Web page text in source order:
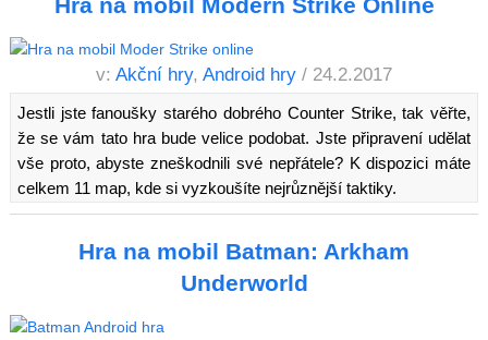
v: Akční hry, Android hry / 24.2.2017
Jestli jste fanoušky starého dobrého Counter Strike, tak věřte,
že se vám tato hra bude velice podobat. Jste připravení udělat
vše proto, abyste zneškodnili své nepřátele? K dispozici máte
celkem 11 map, kde si vyzkoušíte nejrůznější taktiky.
Hra na mobil Batman: Arkham
Underworld